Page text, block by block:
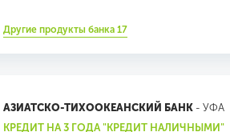
Другие продукты банка 17
АЗИАТСКО-ТИХООКЕАНСКИЙ БАНК- УФА
КРЕДИТ НА 3 ГОДА "КРЕДИТ НАЛИЧНЫМИ"